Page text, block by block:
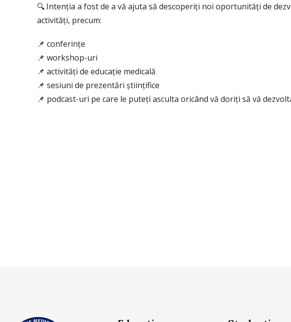
🔍 Intenția a fost de a vă ajuta să descoperiți noi oportunități de
activități, precum:
📌 conferințe
📌 workshop-uri
📌 activități de educație medicală
📌 sesiuni de prezentări științifice
📌 podcast-uri pe care le puteți asculta oricând vă doriți să vă